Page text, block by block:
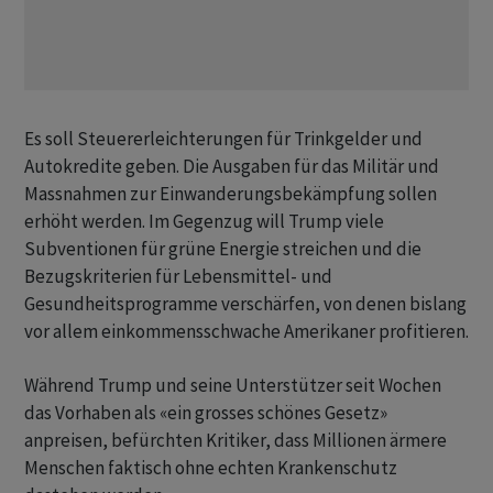
Es soll Steuererleichterungen für Trinkgelder und
Autokredite geben. Die Ausgaben für das Militär und
Massnahmen zur Einwanderungsbekämpfung sollen
erhöht werden. Im Gegenzug will Trump viele
Subventionen für grüne Energie streichen und die
Bezugskriterien für Lebensmittel- und
Gesundheitsprogramme verschärfen, von denen bislang
vor allem einkommensschwache Amerikaner profitieren.
Während Trump und seine Unterstützer seit Wochen
das Vorhaben als «ein grosses schönes Gesetz»
anpreisen, befürchten Kritiker, dass Millionen ärmere
Menschen faktisch ohne echten Krankenschutz